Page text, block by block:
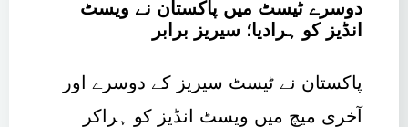
دوسرے ٹیسٹ میں پاکستان نے ویسٹ
انڈیز کو ہرادیا؛ سیریز برابر
پاکستان نے ٹیسٹ سیریز کے دوسرے اور
آخری میچ میں ویسٹ انڈیز کو ہراکر